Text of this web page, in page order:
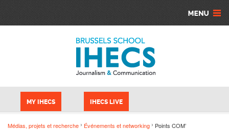
MY IHECS IHECS LIVE
Médias, projets et recherche Événements et networking Points COM’